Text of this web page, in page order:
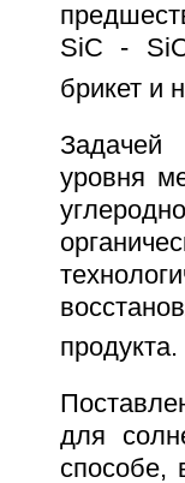
SiC -
брикет и
Задачей
уровня
продукта.
для
способе,